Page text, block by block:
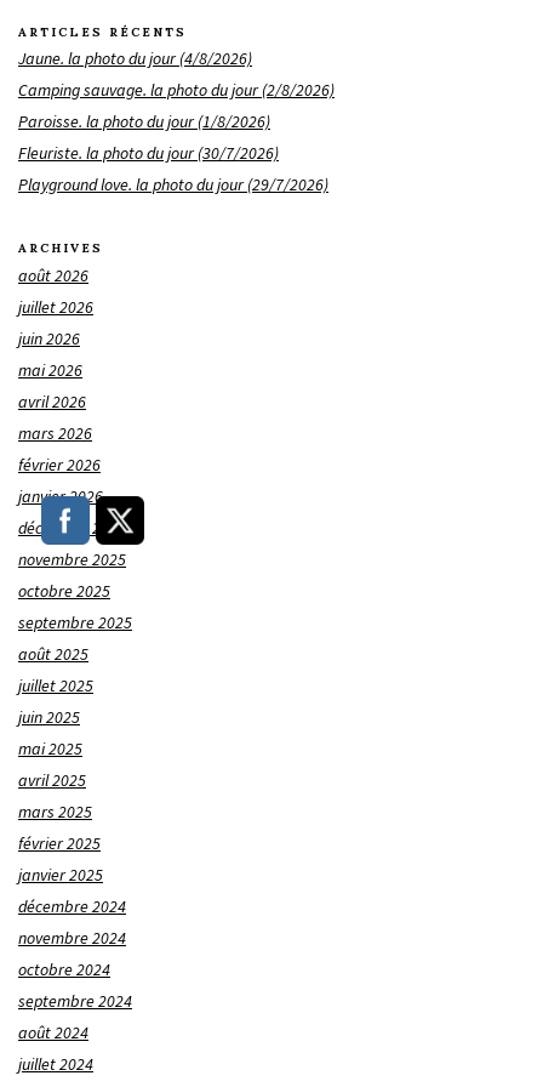
ARTICLES RÉCENTS
Jaune. la photo du jour (4/8/2026)
Camping sauvage. la photo du jour (2/8/2026)
Paroisse. la photo du jour (1/8/2026)
Fleuriste. la photo du jour (30/7/2026)
Playground love. la photo du jour (29/7/2026)
ARCHIVES
août 2026
juillet 2026
juin 2026
mai 2026
avril 2026
mars 2026
février 2026
janvier 2026
décembre 2025
novembre 2025
octobre 2025
septembre 2025
août 2025
juillet 2025
juin 2025
mai 2025
avril 2025
mars 2025
février 2025
janvier 2025
décembre 2024
novembre 2024
octobre 2024
septembre 2024
août 2024
juillet 2024